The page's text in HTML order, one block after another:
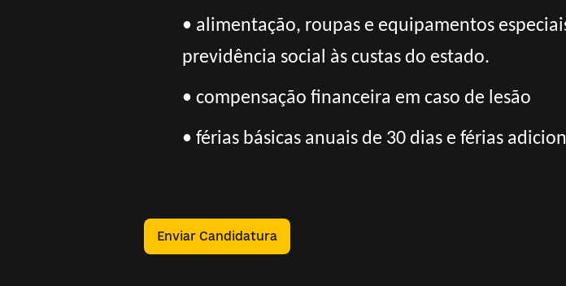
• alimentação, roupas e equipamentos
previdência social às custas do estado.
• compensação financeira em caso de lesão
• férias básicas anuais de 30 dias e férias
Enviar Candidatura